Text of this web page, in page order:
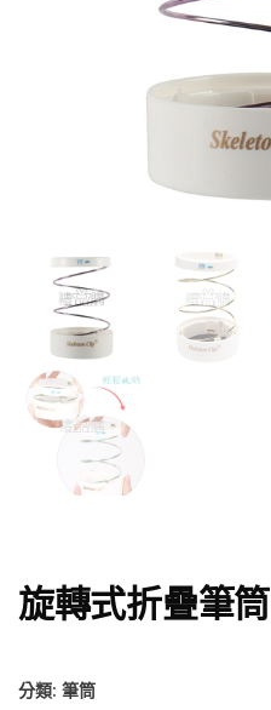
旋轉式折疊筆筒
分類: 筆筒